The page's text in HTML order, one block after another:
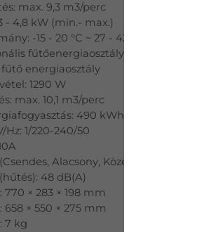
max. 9,3 m3/perc
- 4,8 kW (min.- max.)
-15 - 20 °C ~ 27 - 42 m2 fűtésére
fűtőenergiaosztály
fűtő energiaosztály
1290 W
max. 10,1 m3/perc
490 kWh
Hz: 1/220-240/50
Alacsony, Közép, Magas.): 23, 27,
48 dB(A)
× 283 × 198 mm
× 550 × 275 mm
7 kg